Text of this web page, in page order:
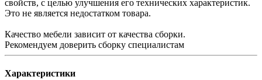
свойств, с целью улучшения его технических характеристик.
Это не является недостатком товара.
Качество мебели зависит от качества сборки.
Рекомендуем доверить сборку специалистам
Характеристики